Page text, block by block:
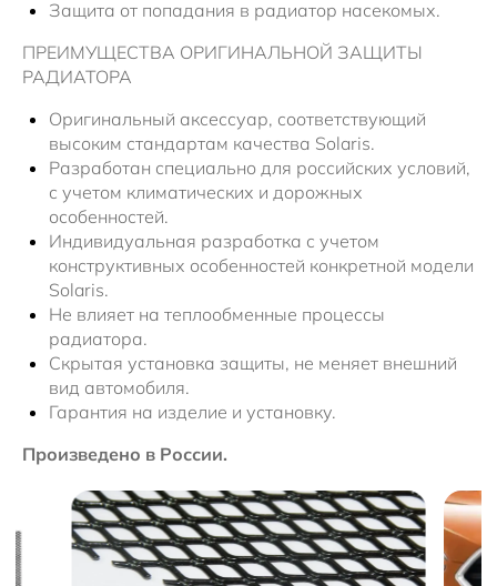
Защита от попадания в радиатор насекомых.
ПРЕИМУЩЕСТВА ОРИГИНАЛЬНОЙ ЗАЩИТЫ
РАДИАТОРА
Оригинальный аксессуар, соответствующий
высоким стандартам качества Solaris.
Разработан специально для российских условий,
с учетом климатических и дорожных
особенностей.
Индивидуальная разработка с учетом
конструктивных особенностей конкретной модели
Solaris.
Не влияет на теплообменные процессы
радиатора.
Скрытая установка защиты, не меняет внешний
вид автомобиля.
Гарантия на изделие и установку.
Произведено в России.